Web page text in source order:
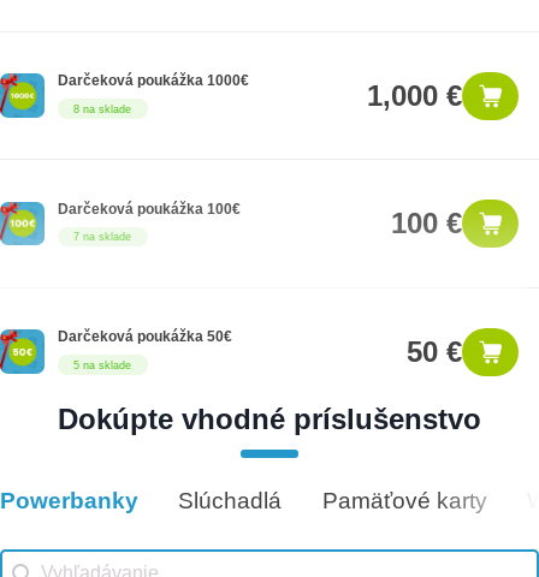
8 na sklade
Darčeková poukážka 1000€ 1,000 €
7 na sklade
Darčeková poukážka 100€ 100 €
5 na sklade
Darčeková poukážka 50€ 50 €
14 na sklade
Dokúpte vhodné príslušenstvo
Vhodné príslušenstvo
Powerbanky Slúchadlá Pamäťové karty
Vhodné príslušenstvo search
Search content